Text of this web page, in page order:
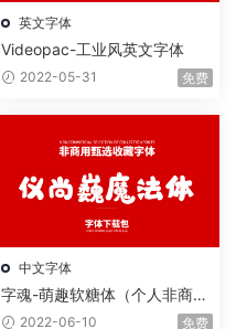
英文字体
Videopac-工业风英文字体
2022-05-31 免费
中文字体
字魂-萌趣软糖体（个人非商用
版）2022-06-10 免费